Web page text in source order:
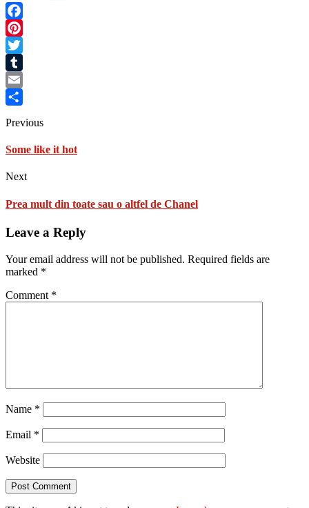
Facebook
Pinterest
Twitter
Tumblr
Email
Previous
Some like it hot
Next
Prea mult din toate sau o altfel de Chanel
Leave a Reply
Your email address will not be published. Required fields are
marked *
Comment *
Name *
Email *
Website